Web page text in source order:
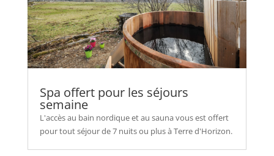
Spa offert pour les séjours
semaine
L'accès au bain nordique et au sauna vous est offert
pour tout séjour de 7 nuits ou plus à Terre d'Horizon.